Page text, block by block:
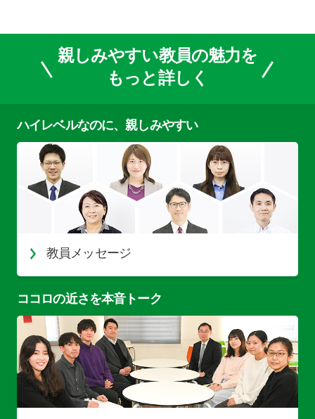
親しみやすい教員の魅力を
もっと詳しく
ハイレベルなのに、親しみやすい
教員メッセージ
ココロの近さを本音トーク